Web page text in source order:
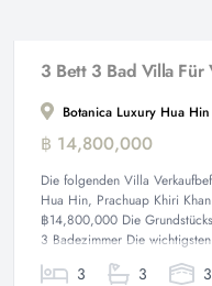
3 Bett 3 Bad Villa Für
Botanica Luxury Hua
฿ 14,800,000
Die folgenden Villa
Hua Hin, Prachuap Khiri
฿14,800,000 Die
3 Badezimmer Die
3 3